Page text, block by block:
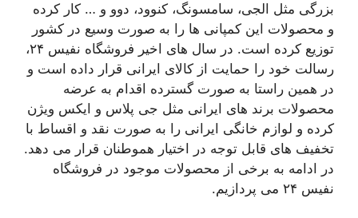
بزرگی مثل الجی، سامسونگ، کنوود، دوو و … کار کرده
و محصولات این کمپانی ها را به صورت وسیع در کشور
توزیع کرده است. در سال های اخیر فروشگاه نفیس ۲۴،
رسالت خود را حمایت از کالای ایرانی قرار داده است و
در همین راستا به صورت گسترده اقدام به عرضه
محصولات برند های ایرانی مثل جی پلاس و ایکس ویژن
کرده و لوازم خانگی ایرانی را به صورت نقد و اقساط با
تخفیف های قابل توجه در اختیار هموطنان قرار می دهد.
در ادامه به برخی از محصولات موجود در فروشگاه
نفیس ۲۴ می پردازیم.